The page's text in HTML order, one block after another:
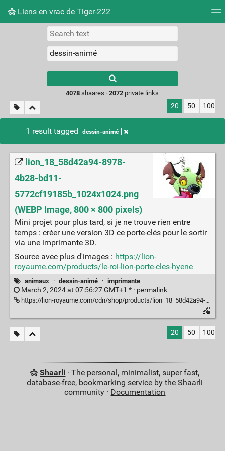
Liens en vrac de Tiger-222
Picture wall
results.
4078 shaares ·2072 private links
20 50 100
1 result tagged dessin-animé
lion_18_58d42a94-8978-
4b28-bd11-
5772cf19185b_1024x1024.png
(WEBP Image, 800 × 800 pixels)
Mini projet pour plus tard, si je ne trouve rien entre
temps : créer une version 3D ce porte-clés pour le sortir
via une imprimante 3D.
Source avec plus d'images : https://lion-
royaume.com/products/le-roi-lion-porte-cles-hyene
animaux · dessin-animé · imprimante
March 2, 2024 at 07:56:27 GMT+1 * · permalink
https://lion-royaume.com/cdn/shop/products/lion_18_58d42a94-8978-4b28-bd11-5772cf19185b_1024x1024.png
20 50 100
Shaarli · The personal, minimalist, super fast,
database-free, bookmarking service by the Shaarli
community · Documentation